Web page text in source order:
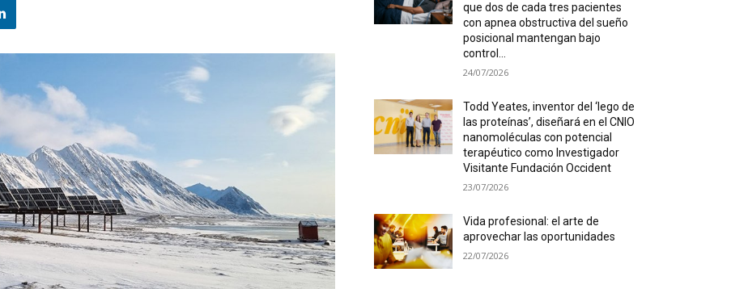
que dos de cada tres pacientes
con apnea obstructiva del sueño
posicional mantengan bajo
control...
24/07/2026
Todd Yeates, inventor del ‘lego de
las proteínas’, diseñará en el CNIO
nanomoléculas con potencial
terapéutico como Investigador
Visitante Fundación Occident
23/07/2026
Vida profesional: el arte de
aprovechar las oportunidades
22/07/2026